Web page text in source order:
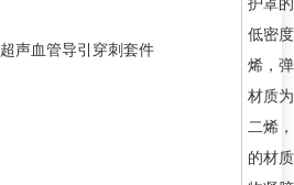
超声血管导引穿刺套件
低密
烯，
材质
二烯
的材